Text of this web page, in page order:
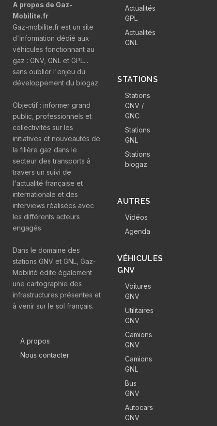
A propos de Gaz-
Mobilite.fr
Gaz-mobilite.fr est un site
d'information dédié aux
véhicules fonctionnant au
gaz : GNV, GNL et GPL...
sans oublier l'enjeu du
développement du biogaz.
Objectif : informer grand
public, professionnels et
collectivités sur les
initiatives et nouveautés de
la filière gaz dans le
secteur des transports à
travers un suivi de
l'actualité française et
internationale et des
interviews réalisées avec
les différents acteurs
engagés.
Dans le domaine des
stations GNV et GNL, Gaz-
Mobilité édite également
une cartographie des
infrastructures présentes et
à venir sur le sol français.
A propos
Nous contacter
Actualités
GPL
Actualités
GNL
STATIONS
Stations
GNV /
GNC
Stations
GNL
Stations
biogaz
AUTRES
Vidéos
Agenda
VÉHICULES
GNV
Voitures
GNV
Utilitaires
GNV
Camions
GNV
Camions
GNL
Bus
GNV
Autocars
GNV